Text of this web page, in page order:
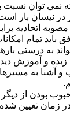
نمی توان نسبت
در نیسان بار
اتحادیه
باید تمام
به درستی
زبده و آموزش
و آشنا به
بودن از دیگر
در زمان تعیین